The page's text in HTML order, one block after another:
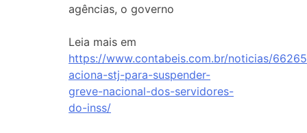
agências, o governo
Leia mais em
https://www.contabeis.com.br/noticias/
aciona-stj-para-suspender-
greve-nacional-dos-servidores-
do-inss/